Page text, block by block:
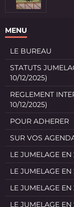
MENU
LE BUREAU
STATUTS
10/12/2025)
REGLEMENT
10/12/2025)
POUR ADHERER
SUR VOS
LE JUMELAGE EN
LE JUMELAGE EN
LE JUMELAGE
LE JUMELAGE EN